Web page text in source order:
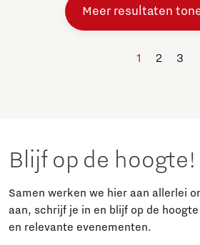
Meer resultaten
1 2 3
Blijf op de hoogte!
Samen werken we hier aan allerlei
aan, schrijf je in en blijf op de
en relevante evenementen.